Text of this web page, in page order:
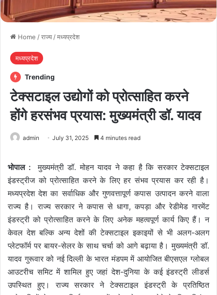
Home /राज्य /मध्यप्रदेश
मध्यप्रदेश
Trending
टेक्सटाइल उद्योगों को प्रोत्साहित करने
होंगे हरसंभव प्रयास: मुख्यमंत्री डॉ. यादव
admin July 31, 2025 4 minutes read
भोपाल :
मुख्यमंत्री डॉ. मोहन यादव ने कहा है कि सरकार टेक्सटाइल
इंडस्ट्रीज को प्रोत्साहित करने के लिए हर संभव प्रयास कर रही है।
मध्यप्रदेश देश का सर्वाधिक और गुणवत्तापूर्ण कपास उत्पादन करने वाला
राज्य है। राज्य सरकार ने कपास से धागा, कपड़ा और रेडीमेड गारमेंट
इंडस्ट्री को प्रोत्साहित करने के लिए अनेक महत्वपूर्ण कार्य किए हैं। न
केवल देश बल्कि अन्य देशों की टेक्सटाइल इकाइयों से भी अलग-अलग
प्लेटफॉर्म पर बायर-सेलर के साथ चर्चा को आगे बढ़ाया है। मुख्यमंत्री डॉ.
यादव गुरूवार को नई दिल्ली के भारत मंडपम में आयोजित बीएसएल ग्लोबल
आउटरीच समिट में शामिल हुए जहां देश-दुनिया के कई इंडस्ट्री लीडर्स
उपस्थित हुए। राज्य सरकार ने टेक्सटाइल इंडस्ट्री के प्रतिष्ठित